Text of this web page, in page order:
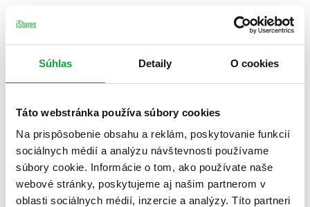
Súhlas Detaily O cookies
Táto webstránka používa súbory cookies
Na prispôsobenie obsahu a reklám, poskytovanie funkcií
sociálnych médií a analýzu návštevnosti používame
súbory cookie. Informácie o tom, ako používate naše
webové stránky, poskytujeme aj našim partnerom v
oblasti sociálnych médií, inzercie a analýzy. Títo partneri